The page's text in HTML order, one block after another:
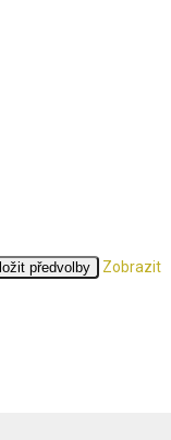
předvolby
Zobrazit